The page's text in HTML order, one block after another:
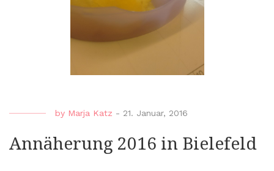
by Marja Katz - 21. Januar, 2016
Annäherung 2016 in Bielefeld